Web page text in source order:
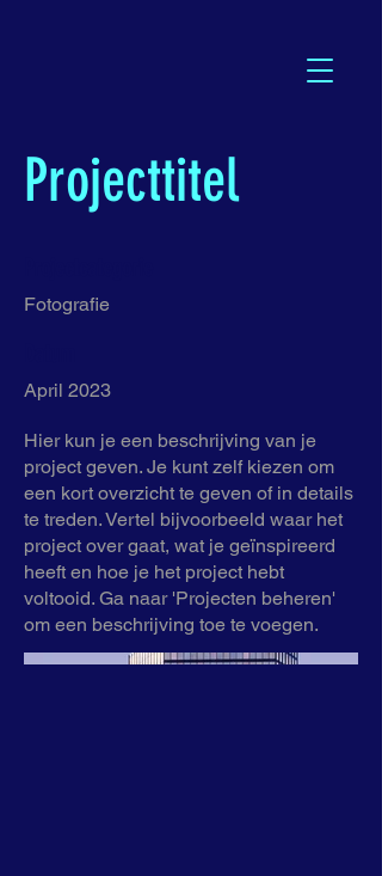
Projecttitel
Fotografie
April 2023
Hier kun je een beschrijving van je
project geven. Je kunt zelf kiezen om
een kort overzicht te geven of in details
te treden. Vertel bijvoorbeeld waar het
project over gaat, wat je geïnspireerd
heeft en hoe je het project hebt
voltooid. Ga naar 'Projecten beheren'
om een beschrijving toe te voegen.